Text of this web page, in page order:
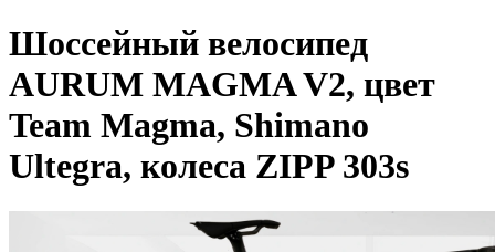
Шоссейный велосипед
AURUM MAGMA V2, цвет
Team Magma, Shimano
Ultegra, колеса ZIPP 303s